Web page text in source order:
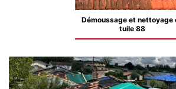
Démoussage et nettoyage
tuile 88